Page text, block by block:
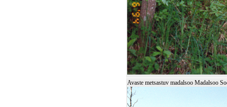
Avaste metsastuv madalsoo Madalsoo